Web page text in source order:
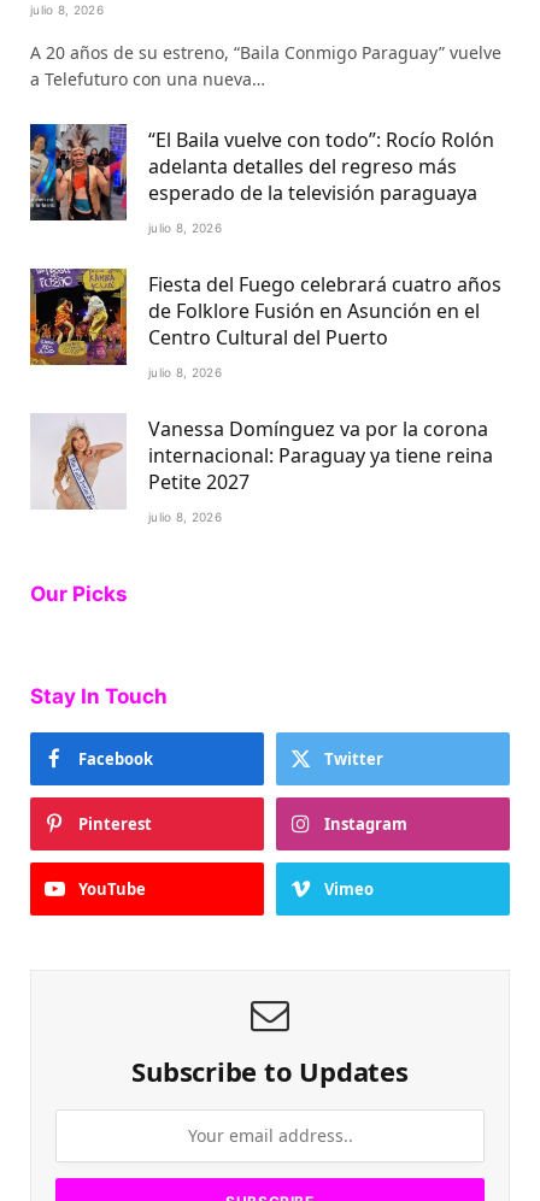
julio 8, 2026
A 20 años de su estreno, “Baila Conmigo Paraguay” vuelve
a Telefuturo con una nueva…
“El Baila vuelve con todo”: Rocío Rolón
adelanta detalles del regreso más
esperado de la televisión paraguaya
julio 8, 2026
Fiesta del Fuego celebrará cuatro años
de Folklore Fusión en Asunción en el
Centro Cultural del Puerto
julio 8, 2026
Vanessa Domínguez va por la corona
internacional: Paraguay ya tiene reina
Petite 2027
julio 8, 2026
Our Picks
Stay In Touch
Facebook Twitter
Pinterest Instagram
YouTube Vimeo
Subscribe to Updates